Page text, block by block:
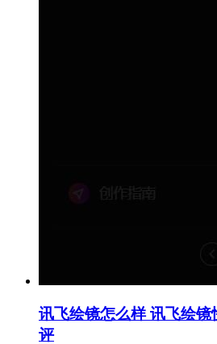
讯飞绘镜怎么样 讯飞绘镜
评